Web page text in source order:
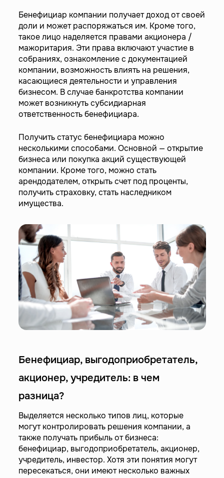
Бенефициар компании получает доход от своей
доли и может распоряжаться им. Кроме того,
такое лицо наделяется правами акционера /
мажоритария. Эти права включают участие в
собраниях, ознакомление с документацией
компании, возможность влиять на решения,
касающиеся деятельности и управления
бизнесом. В случае банкротства компании
может возникнуть субсидиарная
ответственность бенефициара.
Получить статус бенефициара можно
несколькими способами. Основной — открытие
бизнеса или покупка акций существующей
компании. Кроме того, можно стать
арендодателем, открыть счет под проценты,
получить страховку, стать наследником
имущества.
Бенефициар, выгодоприобретатель,
акционер, учредитель: в чем
разница?
Выделяется несколько типов лиц, которые
могут контролировать решения компании, а
также получать прибыль от бизнеса:
бенефициар, выгодоприобретатель, акционер,
учредитель, инвестор. Хотя эти понятия могут
пересекаться, они имеют несколько важных